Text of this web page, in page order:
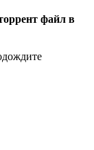
файл в